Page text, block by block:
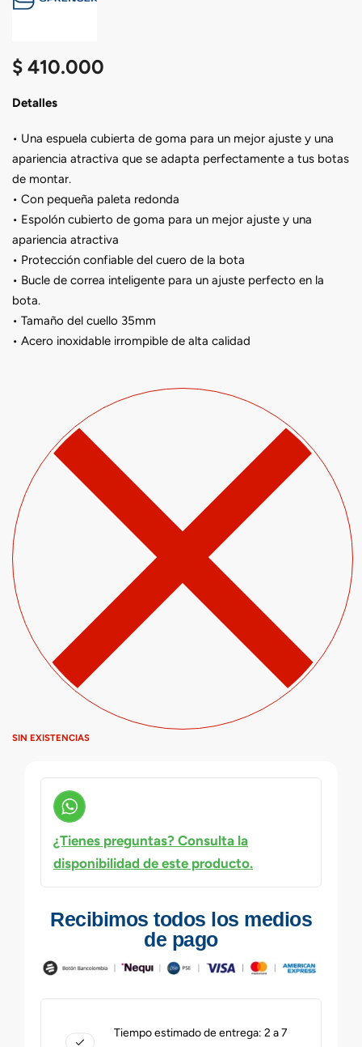
$ 410.000
Detalles
• Una espuela cubierta de goma para un mejor ajuste y una
apariencia atractiva que se adapta perfectamente a tus botas
de montar.
• Con pequeña paleta redonda
• Espolón cubierto de goma para un mejor ajuste y una
apariencia atractiva
• Protección confiable del cuero de la bota
• Bucle de correa inteligente para un ajuste perfecto en la
bota.
• Tamaño del cuello 35mm
• Acero inoxidable irrompible de alta calidad
SIN EXISTENCIAS
¿Tienes preguntas? Consulta la
disponibilidad de este producto.
Recibimos todos los medios
de pago
Tiempo estimado de entrega: 2 a 7